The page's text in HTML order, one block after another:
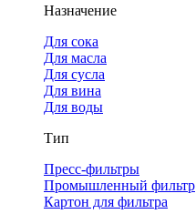
Назначение
Для сока
Для масла
Для сусла
Для вина
Для воды
Тип
Пресс-фильтры
Промышленный фильтр
Картон для фильтра